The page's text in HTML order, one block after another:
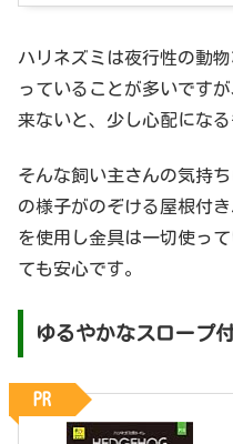
ハリネズミは夜行性の動
っていることが多いです
来ないと、少し心配になる
そんな飼い主さんの気持
の様子がのぞける屋根付
を使用し金具は一切使っ
ても安心です。
ゆるやかなスロープ
PR